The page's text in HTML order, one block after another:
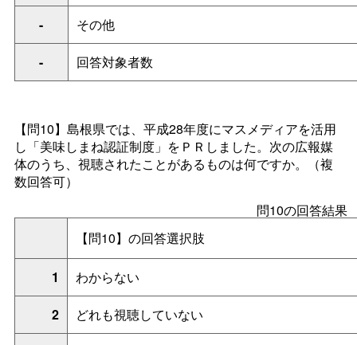
- その他
- 回答対象者数
【問10】島根県では、平成28年度にマスメディアを活用
し「美味しまね認証制度」をＰＲしました。次の広報媒
体のうち、視聴されたことがあるものは何ですか。（複
数回答可）
問10の回答結果
【問10】の回答選択肢
1 わからない
2 どれも視聴していない